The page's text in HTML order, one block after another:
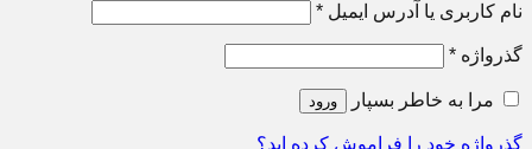
نام کاربری یا آدرس ایمیل *
گذرواژه *
مرا به خاطر بسپار ورود
گذرواژه خود را فراموش کرده اید؟